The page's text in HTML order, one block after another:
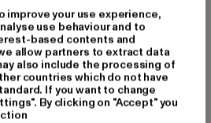
improve your use experience,
use behaviour and to
based contents and
allow partners to extract data
also include the processing of
countries which do not have
If you want to change
By clicking on "Accept" you